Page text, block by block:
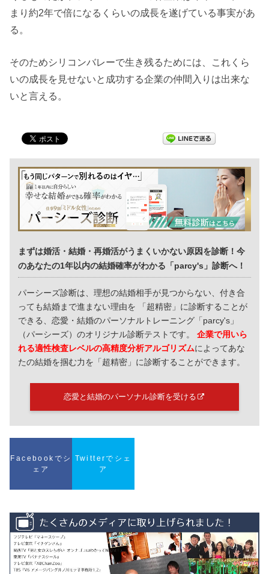
まり約2年で倍になるくらいの成長を遂げている事実があ
る。
そのためシリコンバレーで生き残るためには、これくら
いの成長を見せないと成功する企業の仲間入りは出来な
いと言える。
まずは婚活・結婚・再婚活がうまくいかない原因を診断！今
のあなたの1年以内の結婚確率がわかる「parcy's」診断へ！
パーシーズ診断は、理想の結婚相手が見つからない、付き合
っても結婚まで進まない理由を 「超精密」に診断することが
できる、恋愛・結婚のパーソナルトレーニング「parcy's」
（パーシーズ）のオリジナル診断テストです。企業で用いら
れる適性検査レベルの高精度分析アルゴリズムによってあな
たの結婚を掴む力を「超精密」に診断することができます。
恋愛と結婚のパーソナル診断を受ける
Facebookでシ
ェア
Twitterでシェ
ア